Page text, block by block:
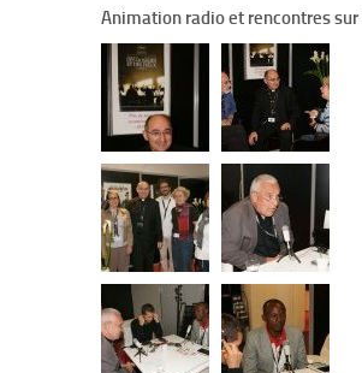
Animation radio et rencontres sur